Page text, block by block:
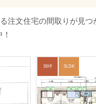
注文住宅の間取りが見
36坪 3LDK